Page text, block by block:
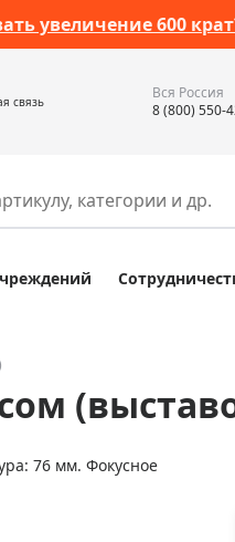
увеличение 600
связь
Вся Россия
8 (800) 550-
Разное
Наборы исследователя
Глобусы76 мм. Фокусное